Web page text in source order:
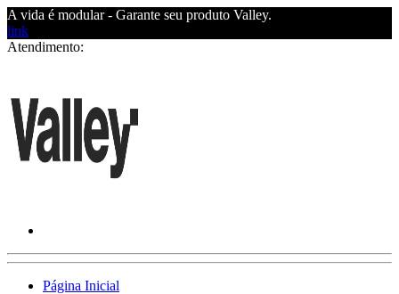
A vida é modular - Garante seu produto Valley.
link
Atendimento:
Página Inicial